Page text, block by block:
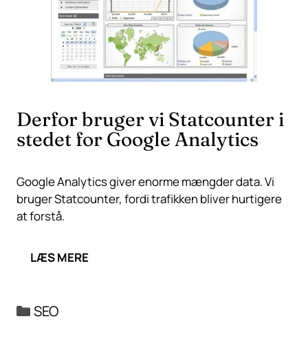
Derfor bruger vi Statcounter i
stedet for Google Analytics
Google Analytics giver enorme mængder data. Vi
bruger Statcounter, fordi trafikken bliver hurtigere
at forstå.
LÆS MERE
Kategorier
SEO